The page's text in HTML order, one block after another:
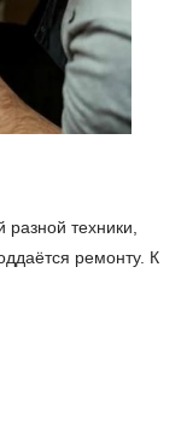
техники,
ремонту. К